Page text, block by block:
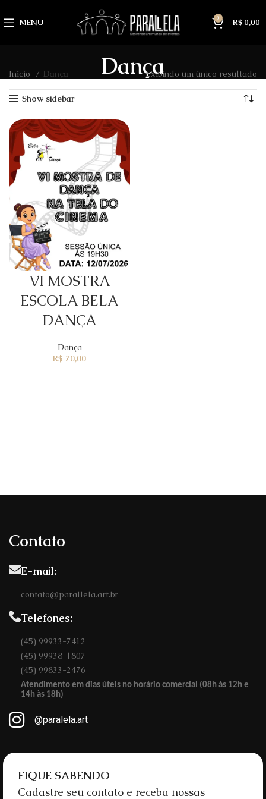
MENU 0 R$ 0,00
Dança
Início Dança Exibindo um único resultado
Show sidebar
VI MOSTRA
ESCOLA BELA
DANÇA
Dança
R$ 70,00
Contato
E-mail:
contato@parallela.art.br
Telefones:
(45) 99933-7412
(45) 99938-1807
(45) 99833-2476
Atendimento em dias úteis no horário comercial (08h às 12h e
14h às 18h)
@paralela.art
FIQUE SABENDO
Cadastre seu contato e receba nossas